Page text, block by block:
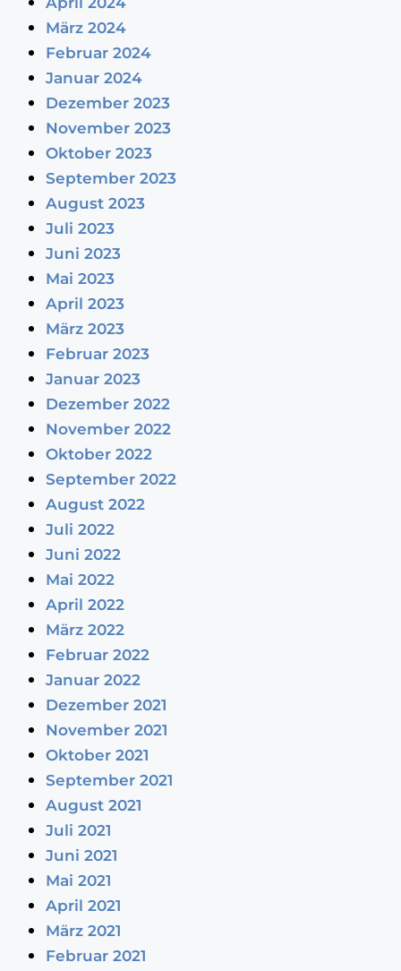
März 2024
Februar 2024
Januar 2024
Dezember 2023
November 2023
Oktober 2023
September 2023
August 2023
Juli 2023
Juni 2023
Mai 2023
April 2023
März 2023
Februar 2023
Januar 2023
Dezember 2022
November 2022
Oktober 2022
September 2022
August 2022
Juli 2022
Juni 2022
Mai 2022
April 2022
März 2022
Februar 2022
Januar 2022
Dezember 2021
November 2021
Oktober 2021
September 2021
August 2021
Juli 2021
Juni 2021
Mai 2021
April 2021
März 2021
Februar 2021